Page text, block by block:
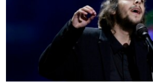
ПРОПАВШИЕ БЕЗ ВЕСТИ
ПОБЕДИТЕЛЕЙ НЕ СУДЯТ?
КРЫМ.НЕПОКОРЕННЫЙ
УКРАИНСКАЯ ПРОБЛЕМА КРЫМА
ПРИСОЕДИНЯЙТЕСЬ!